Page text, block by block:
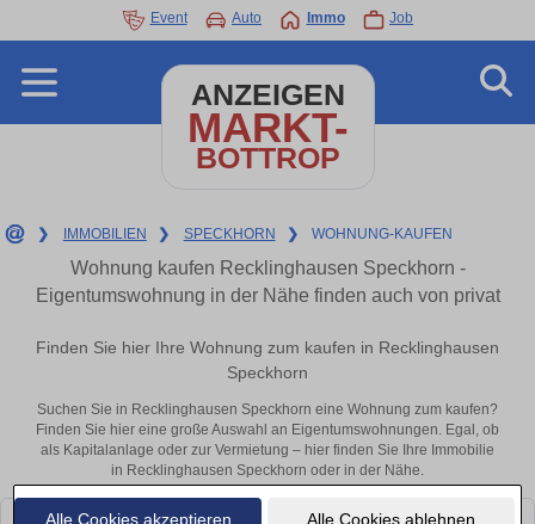
Alle Cookies akzeptieren Alle Cookies ablehnen
Event Auto Immo Job
ANZEIGEN
MARKT-
BOTTROP
❯ IMMOBILIEN ❯ SPECKHORN ❯ WOHNUNG-KAUFEN
Wohnung kaufen Recklinghausen Speckhorn -
Eigentumswohnung in der Nähe finden auch von privat
Finden Sie hier Ihre Wohnung zum kaufen in Recklinghausen
Speckhorn
Suchen Sie in Recklinghausen Speckhorn eine Wohnung zum kaufen?
Finden Sie hier eine große Auswahl an Eigentumswohnungen. Egal, ob
als Kapitalanlage oder zur Vermietung – hier finden Sie Ihre Immobilie
in Recklinghausen Speckhorn oder in der Nähe.